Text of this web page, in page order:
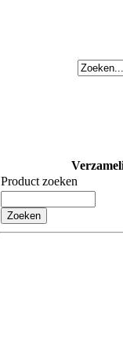
Product zoeken